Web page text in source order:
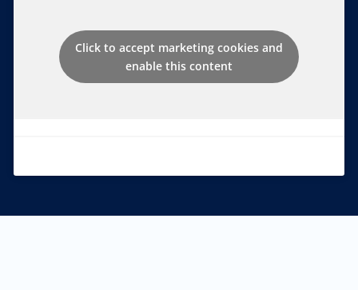
Click to accept marketing cookies and
enable this content